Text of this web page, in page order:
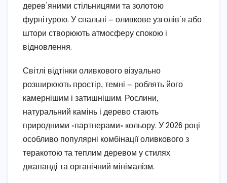
дерев’яними стільницями та золотою
фурнітурою. У спальні — оливкове узголів’я або
штори створюють атмосферу спокою і
відновлення.
Світлі відтінки оливкового візуально
розширюють простір, темні — роблять його
камернішим і затишнішим. Рослини,
натуральний камінь і дерево стають
природними «партнерами» кольору. У 2026 році
особливо популярні комбінації оливкового з
теракотою та теплим деревом у стилях
джапанді та органічний мінімалізм.